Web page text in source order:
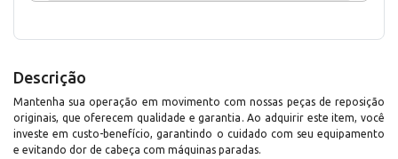
Descrição
Mantenha sua operação em movimento com nossas peças de reposição
originais, que oferecem qualidade e garantia. Ao adquirir este item, você
investe em custo-benefício, garantindo o cuidado com seu equipamento
e evitando dor de cabeça com máquinas paradas.